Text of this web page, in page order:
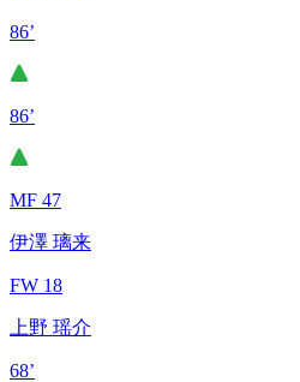
86’
86’
MF 47
伊澤 璃来
FW 18
上野 瑶介
68’